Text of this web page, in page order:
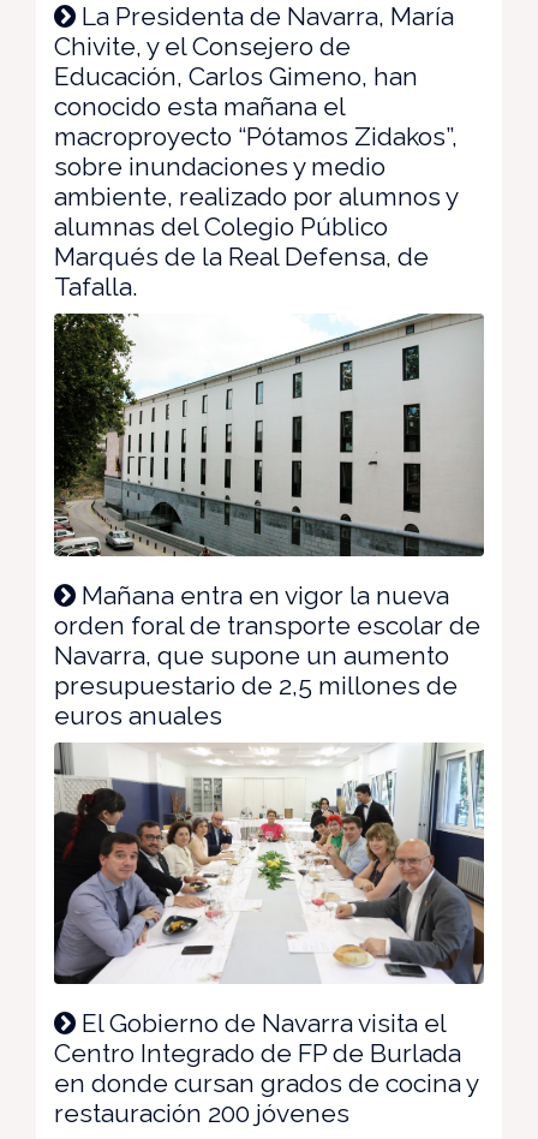
La Presidenta de Navarra, María
Chivite, y el Consejero de
Educación, Carlos Gimeno, han
conocido esta mañana el
macroproyecto “Pótamos Zidakos”,
sobre inundaciones y medio
ambiente, realizado por alumnos y
alumnas del Colegio Público
Marqués de la Real Defensa, de
Tafalla.
Mañana entra en vigor la nueva
orden foral de transporte escolar de
Navarra, que supone un aumento
presupuestario de 2,5 millones de
euros anuales
El Gobierno de Navarra visita el
Centro Integrado de FP de Burlada
en donde cursan grados de cocina y
restauración 200 jóvenes